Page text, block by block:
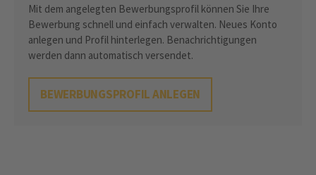
Mit dem angelegten Bewerbungsprofil können Sie Ihre
Bewerbung schnell und einfach verwalten. Neues Konto
anlegen und Profil hinterlegen. Benachrichtigungen
werden dann automatisch versendet.
BEWERBUNGSPROFIL ANLEGEN